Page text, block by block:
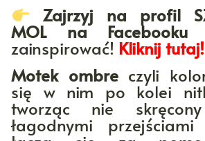
Zajrzyj na profil
MOL na Facebooku
zainspirować! Kliknij tutaj!
Motek ombreczyli
się w nim po kolei
tworząc nie
łagodnymi